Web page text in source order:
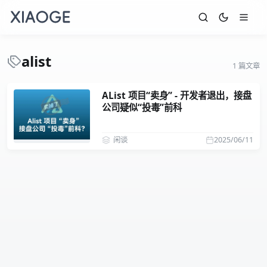
alist 1 篇文章
AList 项目“卖身” - 开发者退出，接盘
公司疑似“投毒”前科
2025/06/11
闲谈